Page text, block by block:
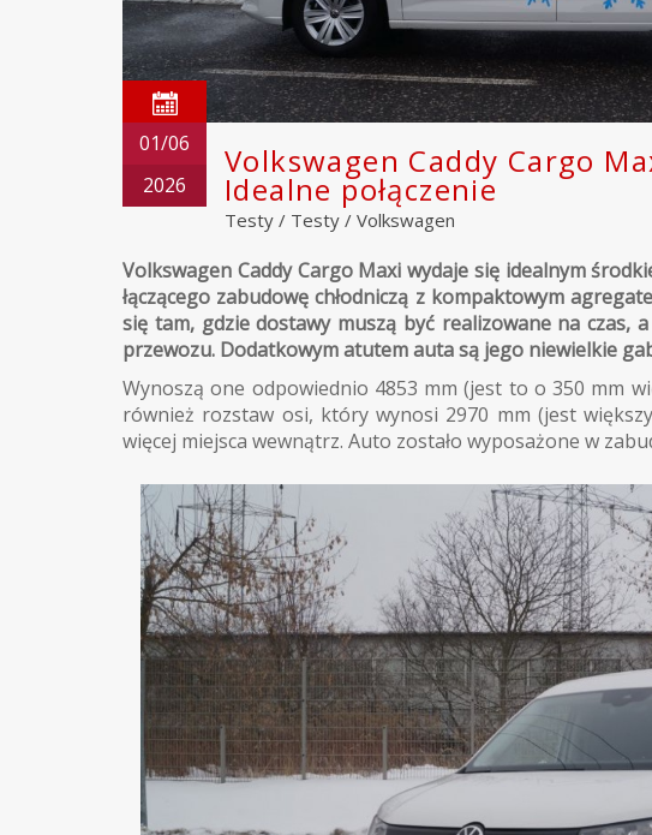
01/06
2026
Volkswagen Caddy Cargo
Idealne połączenie
Testy / Testy / Volkswagen
Volkswagen Caddy Cargo Maxi wydaje się idealnym
łączącego zabudowę chłodniczą z kompaktowym
się tam, gdzie dostawy muszą być realizowane na czas,
przewozu. Dodatkowym atutem auta są jego niewielkie
Wynoszą one odpowiednio 4853 mm (jest to o 350 mm
również rozstaw osi, który wynosi 2970 mm (jest
więcej miejsca wewnątrz. Auto zostało wyposażone w